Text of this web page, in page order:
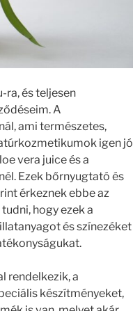
ra, és teljesen
A
ami természetes,
igen jó
vera juice és a
Ezek bőrnyugtató és
érkeznek ebbe az
hogy ezek a
és színezéket
rendelkezik, a
készítményeket,